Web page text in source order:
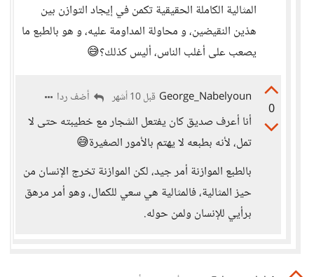
المثالية الكاملة الحقيقية تكمن في إيجاد التوازن بين
هذين النقيضين، و محاولة المداومة عليه، و هو بالطبع ما
يصعب على أغلب الناس، أليس كذلك؟😅
0
George_Nabelyoun قبل 10 أشهر أضف ردا
أنا أعرف صديق كان يفتعل الشجار مع خطيبته حتى لا
تمل، لأنه بطبعه لا يهتم بالأمور الصغيرة😅
بالطبع الموازنة أمر جيد، لكن الموازنة تخرج الإنسان من
حيز المثالية، فالمثالية هي سعي للكمال، وهو أمر مرهق
برأيي للإنسان ولمن حوله.